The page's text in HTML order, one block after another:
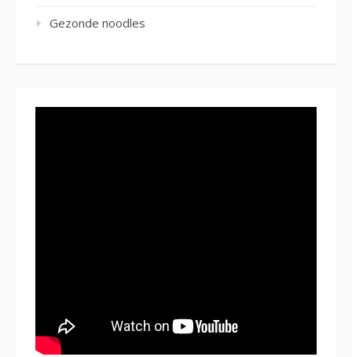
Gezonde noodles